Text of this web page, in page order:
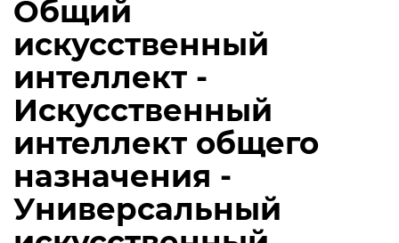
Общий
искусственный
интеллект -
Искусственный
интеллект общего
назначения -
Универсальный